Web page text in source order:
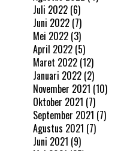
Juli 2022 (6)
Juni 2022 (7)
Mei 2022 (3)
April 2022 (5)
Maret 2022 (12)
Januari 2022 (2)
November 2021 (10)
Oktober 2021 (7)
September 2021 (7)
Agustus 2021 (7)
Juni 2021 (9)